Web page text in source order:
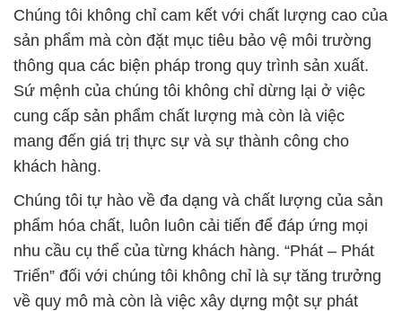
Chúng tôi không chỉ cam kết với chất lượng cao của
sản phẩm mà còn đặt mục tiêu bảo vệ môi trường
thông qua các biện pháp trong quy trình sản xuất.
Sứ mệnh của chúng tôi không chỉ dừng lại ở việc
cung cấp sản phẩm chất lượng mà còn là việc
mang đến giá trị thực sự và sự thành công cho
khách hàng.
Chúng tôi tự hào về đa dạng và chất lượng của sản
phẩm hóa chất, luôn luôn cải tiến để đáp ứng mọi
nhu cầu cụ thể của từng khách hàng. “Phát – Phát
Triển” đối với chúng tôi không chỉ là sự tăng trưởng
về quy mô mà còn là việc xây dựng một sự phát